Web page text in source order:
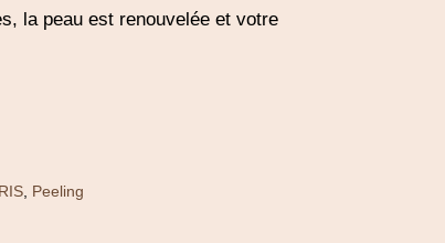
la peau est renouvelée et votre
Peeling